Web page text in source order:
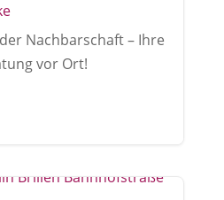
Nachbarschaft – Ihre
vor Ort!